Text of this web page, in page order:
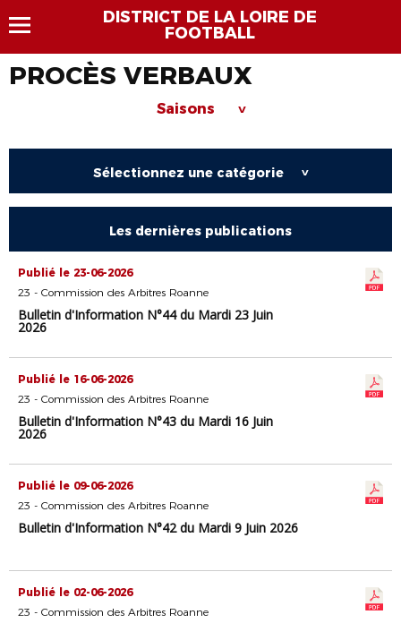
DISTRICT DE LA LOIRE DE
FOOTBALL
PROCÈS VERBAUX
Saisons >
Sélectionnez une catégorie >
Les dernières publications
Publié le 23-06-2026
23 - Commission des Arbitres Roanne
Bulletin d'Information N°44 du Mardi 23 Juin
2026
Publié le 16-06-2026
23 - Commission des Arbitres Roanne
Bulletin d'Information N°43 du Mardi 16 Juin
2026
Publié le 09-06-2026
23 - Commission des Arbitres Roanne
Bulletin d'Information N°42 du Mardi 9 Juin 2026
Publié le 02-06-2026
23 - Commission des Arbitres Roanne